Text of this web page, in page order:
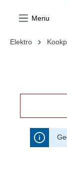
Menu
Elektro